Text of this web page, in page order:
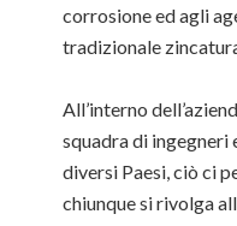
corrosione ed agli
tradizionale
All’interno
squadra di ingegneri
diversi Paesi, ciò ci
chiunque si rivolga